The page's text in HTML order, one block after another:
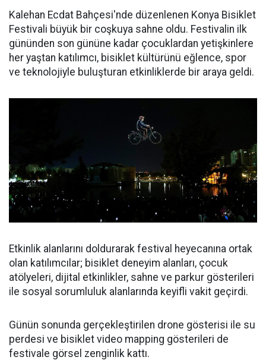
Kalehan Ecdat Bahçesi'nde düzenlenen Konya Bisiklet
Festivali büyük bir coşkuya sahne oldu. Festivalin ilk
gününden son gününe kadar çocuklardan yetişkinlere
her yaştan katılımcı, bisiklet kültürünü eğlence, spor
ve teknolojiyle buluşturan etkinliklerde bir araya geldi.
Etkinlik alanlarını doldurarak festival heyecanına ortak
olan katılımcılar; bisiklet deneyim alanları, çocuk
atölyeleri, dijital etkinlikler, sahne ve parkur gösterileri
ile sosyal sorumluluk alanlarında keyifli vakit geçirdi.
Günün sonunda gerçekleştirilen drone gösterisi ile su
perdesi ve bisiklet video mapping gösterileri de
festivale görsel zenginlik kattı.